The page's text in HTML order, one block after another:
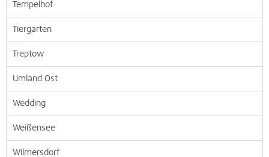
Tempelhof
Tiergarten
Treptow
Umland Ost
Wedding
Weißensee
Wilmersdorf